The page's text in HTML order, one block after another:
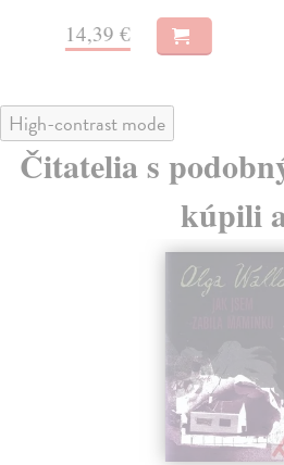
14,39 €
High-contrast mode
Čitatelia s
kúpili